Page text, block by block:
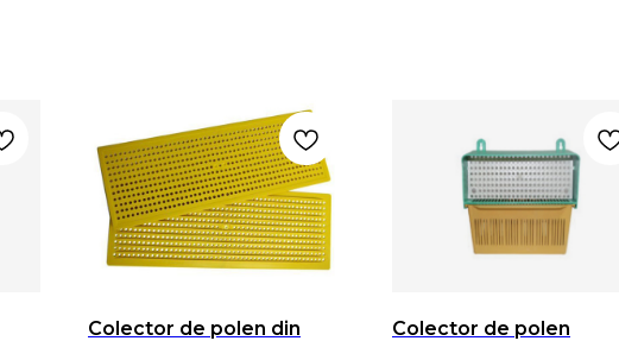
Colector de polen din
Colector de polen